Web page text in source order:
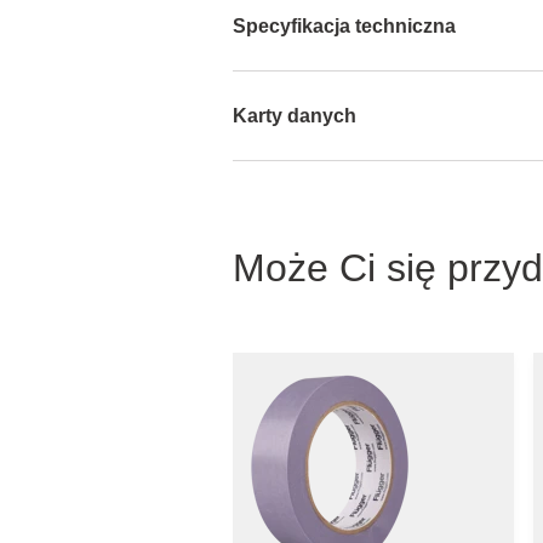
Specyfikacja techniczna
Karty danych
Może Ci się